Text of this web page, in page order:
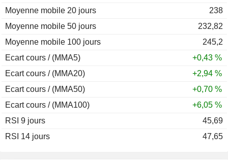
Moyenne mobile 20 jours
238
Moyenne mobile 50 jours
232,82
Moyenne mobile 100 jours
245,2
Ecart cours / (MMA5)
+0,43 %
Ecart cours / (MMA20)
+2,94 %
Ecart cours / (MMA50)
+0,70 %
Ecart cours / (MMA100)
+6,05 %
RSI 9 jours
45,69
RSI 14 jours
47,65